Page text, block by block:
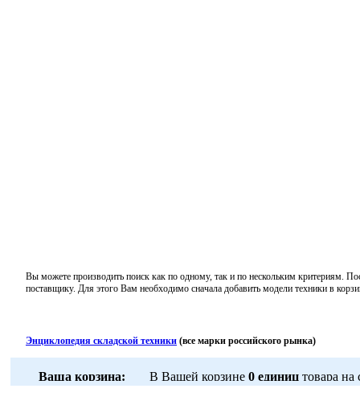
Вы можете производить поиск как по одному, так и по нескольким критериям.
поставщику. Для этого Вам необходимо сначала добавить модели техники в
Энциклопедия складской техники (все марки российского рынка)